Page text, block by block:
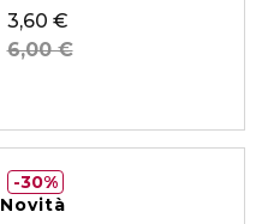
3,60 €
6,00 €
Novità
30%